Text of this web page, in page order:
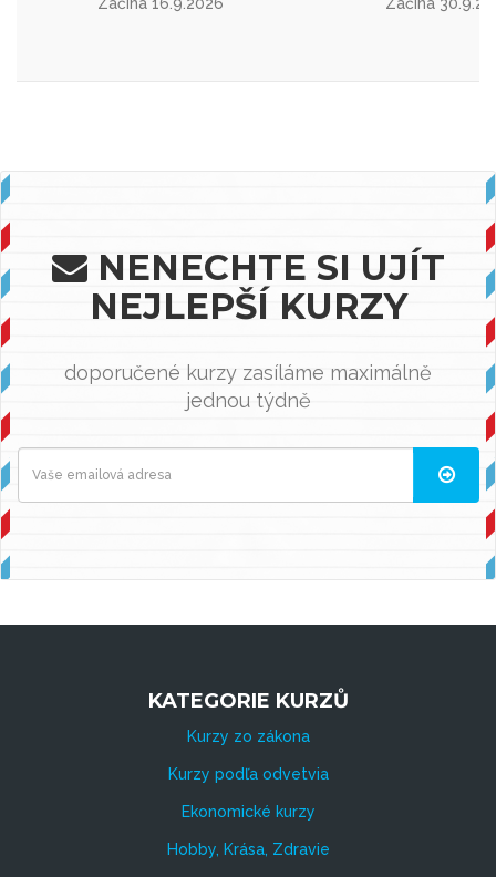
NENECHTE SI UJÍT
NEJLEPŠÍ KURZY
doporučené kurzy zasíláme maximálně
jednou týdně
KATEGORIE KURZŮ
Kurzy zo zákona
Kurzy podľa odvetvia
Ekonomické kurzy
Hobby, Krása, Zdravie